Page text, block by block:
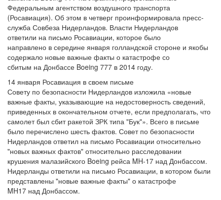
Федеральным агентством воздушного транспорта
(Росавиация). Об этом в четверг проинформировала пресс-
служба Совбеза Нидерландов. Власти Нидерландов
ответили на письмо Росавиации, которое было
направлено в середине января голландской стороне и якобы
содержало новые важные факты о катастрофе со
сбитым на Донбассе Boeing 777 в 2014 году.
14 января Росавиация в своем письме
Совету по безопасности Нидерландов изложила «новые
важные факты, указывающие на недостоверность сведений,
приведенных в окончательном отчете, если предполагать, что
самолет был сбит ракетой ЗРК типа "Бук"». Всего в письме
было перечислено шесть фактов. Совет по безопасности
Нидерландов ответил на письмо Росавиации относительно
"новых важных фактов" относительно расследовании
крушения малазийского Boeing рейса MH-17 над Донбассом.
Нидерланды ответили на письмо Росавиации, в котором были
представлены "новые важные факты" о катастрофе
MH17 над Донбассом.